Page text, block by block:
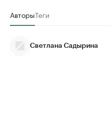
АвторыТеги
Светлана Садырина